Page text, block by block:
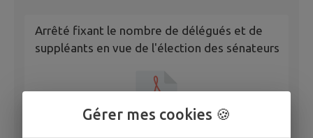
Arrêté fixant le nombre de délégués et de
suppléants en vue de l'élection des sénateurs
Gérer mes cookies 🍪